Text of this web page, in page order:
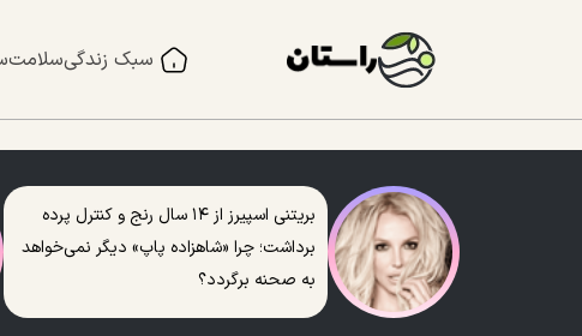
سبک زندگیسلامت
بریتنی اسپیرز از ۱۴ سال رنج و کنترل پرده
برداشت؛ چرا «شاهزاده پاپ» دیگر نمی‌خواهد
به صحنه برگردد؟